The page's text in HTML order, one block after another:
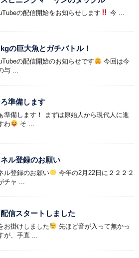
の配信開始をお知らせします 今 ...
の巨大魚とガチバトル！
の配信開始のお知らせです
今回は今
与 ...
準備します
準備します！ まずは原始人から現代人に進
わ
そ ...
ル登録のお願い
ル登録のお願い
今年の2月22日に２２２２
チャ ...
信スタートしました
お掛けしました
先ほど音が入って無かっ
が、手直 ...